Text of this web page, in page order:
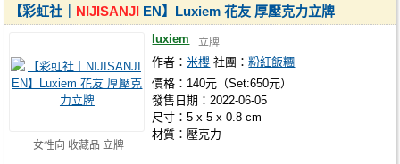
女性向 收藏品 立牌
【彩虹社｜ NIJISANJI EN】Luxiem 花友 厚壓克力立牌
luxiem 立牌
作者：米櫻 社團：粉紅飯糰
價格：140元（Set:650元）
發售日期：2022-06-05
尺寸：5 x 5 x 0.8 cm
材質：壓克力